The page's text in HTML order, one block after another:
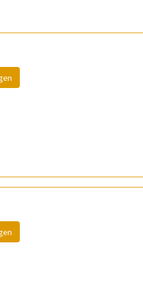
(ID: 2064757)
(ID: 2064758)